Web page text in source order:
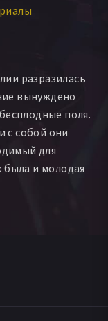
разразилась
вынуждено
поля.
с собой они
для
и молодая
еще в